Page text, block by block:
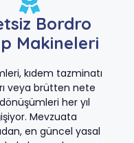
Bordro
Makineleri
kıdem tazminatı
veya brütten nete
her yıl
Mevzuata
en güncel yasal